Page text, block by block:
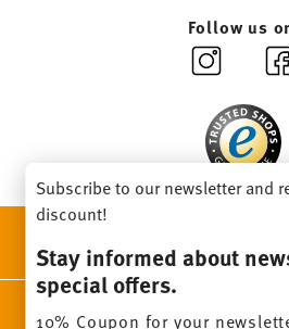
Follow us
Beauty & functionality for
Homepage General terms and
Subscribe to our newsletter and
discount!
Stay informed about
special offers.
10% Coupon for your